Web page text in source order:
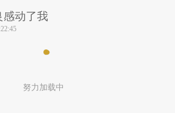
感动了我
努力加载中